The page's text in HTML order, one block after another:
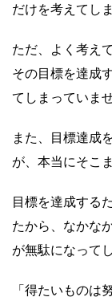
だけを考えてし
ただ、よく考え
その目標を達成
てしまっていま
また、目標達成
が、本当にそこ
目標を達成する
たから、なかな
が無駄になって
「得たいものは